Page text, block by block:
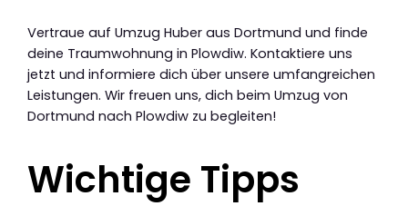
Vertraue auf Umzug Huber aus Dortmund und finde
deine Traumwohnung in Plowdiw. Kontaktiere uns
jetzt und informiere dich über unsere umfangreichen
Leistungen. Wir freuen uns, dich beim Umzug von
Dortmund nach Plowdiw zu begleiten!
Wichtige Tipps